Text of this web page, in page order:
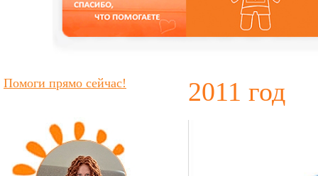
Помоги прямо сейчас! 2011 год